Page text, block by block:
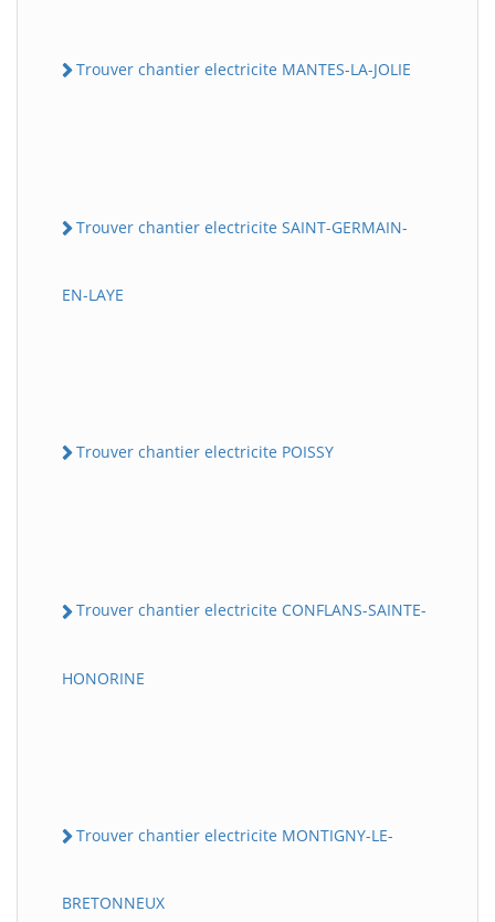
Trouver chantier electricite MANTES-LA-JOLIE
Trouver chantier electricite SAINT-GERMAIN-
EN-LAYE
Trouver chantier electricite POISSY
Trouver chantier electricite CONFLANS-SAINTE-
HONORINE
Trouver chantier electricite MONTIGNY-LE-
BRETONNEUX